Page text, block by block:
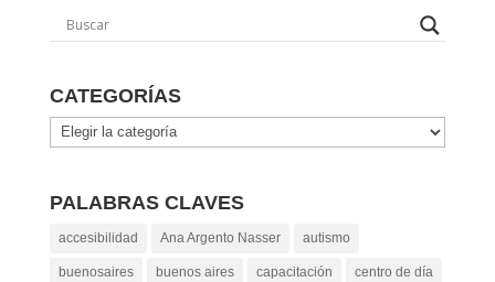
CATEGORÍAS
Categorías
PALABRAS CLAVES
accesibilidad Ana Argento Nasser autismo
buenosaires buenos aires capacitación centro de día